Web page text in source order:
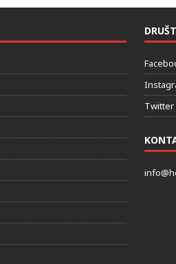
Twitter